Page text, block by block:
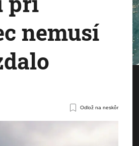
nemusí
Odlož na neskôr